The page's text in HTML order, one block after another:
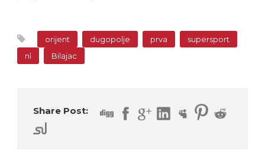
orijent dugopolje prva
supersport
nl
Bilajac
Share Post: